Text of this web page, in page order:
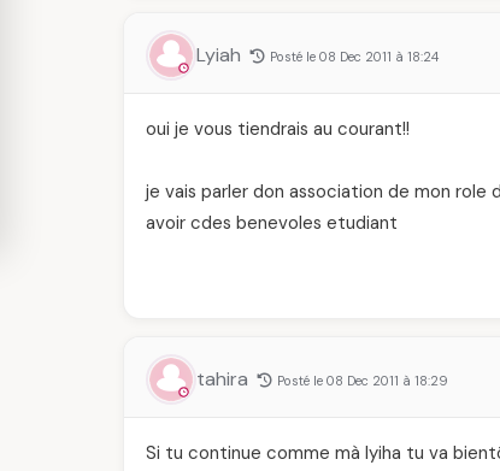
Lyiah Posté le 08 Dec 2011 à 18:24
oui je vous tiendrais au courant!!
je vais parler don association de mon
avoir cdes benevoles etudiant
tahira Posté le 08 Dec 2011 à 18:29
Si tu continue comme mà lyiha tu va